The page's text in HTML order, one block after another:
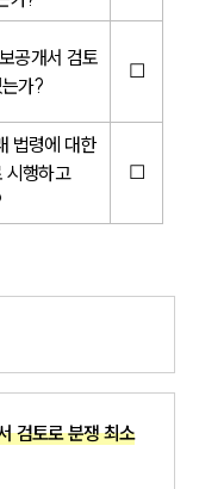
공개서 검토
가?
☐
법령에 대한
시행하고
☐
검토로 분쟁 최소